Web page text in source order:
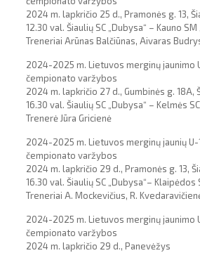
2024 m. lapkričio 25 d., Pramonės g. 13,
12.30 val. Šiaulių SC „Dubysa“ – Kauno SM
Treneriai Arūnas Balčiūnas, Aivaras
2024-2025 m. Lietuvos merginų jaunimo
čempionato varžybos
2024 m. lapkričio 27 d., Gumbinės g. 18A,
16.30 val. Šiaulių SC „Dubysa“ – Kelmės SC
Trenerė Jūra Gricienė
2024-2025 m. Lietuvos merginų jaunių U-
čempionato varžybos
2024 m. lapkričio 29 d., Pramonės g. 13,
16.30 val. Šiaulių SC „Dubysa“– Klaipėdos
Treneriai A. Mockevičius, R.
2024-2025 m. Lietuvos merginų jaunimo
čempionato varžybos
2024 m. lapkričio 29 d., Panevėžys